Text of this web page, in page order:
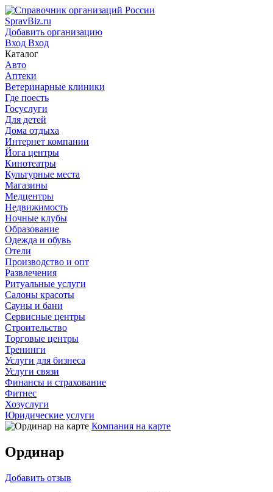
SpravBiz.ru
Добавить организацию
Вход Вход
Каталог
Авто
Аптеки
Ветеринарные клиники
Где поесть
Госуслуги
Для детей
Дома отдыха
Интернет компании
Йога центры
Кинотеатры
Культурные места
Магазины
Медцентры
Недвижимость
Ночные клубы
Образование
Одежда и обувь
Отели
Производство и опт
Развлечения
Ритуальные услуги
Салоны красоты
Сауны и бани
Сервисные центры
Строительство
Торговые центры
Тренинги
Услуги для бизнеса
Услуги связи
Финансы и страхование
Фитнес
Хозуслуги
Юридические услуги
Компания на карте
Ординар
Добавить отзыв